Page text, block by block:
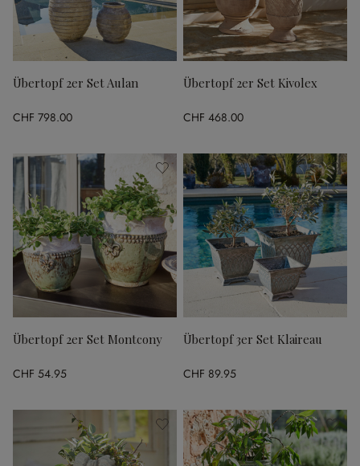
Übertopf 2er Set Aulan
CHF 798.00
Übertopf 2er Set Kivolex
CHF 468.00
Übertopf 2er Set Montcony
CHF 54.95
Übertopf 3er Set Klaireau
CHF 89.95